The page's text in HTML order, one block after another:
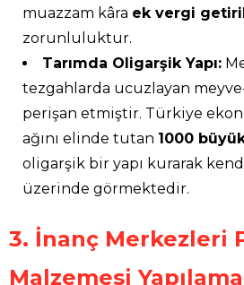
muazzam kâra ek vergi
zorunluluktur.
Tarımda Oligarşik Yapı:
tezgahlarda ucuzlayan
perişan etmiştir. Türkiye
ağını elinde tutan 1000
oligarşik bir yapı kurarak
üzerinde görmektedir.
3. İnanç Merkezleri
Malzemesi